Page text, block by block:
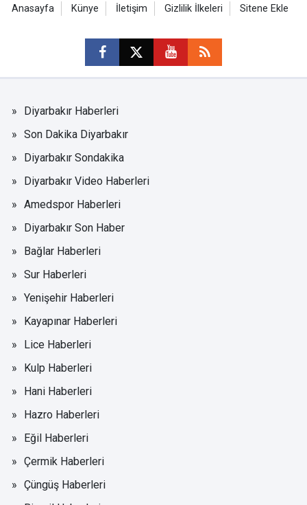
Anasayfa Künye İletişim Gizlilik İlkeleri Sitene Ekle
Diyarbakır Haberleri
Son Dakika Diyarbakır
Diyarbakır Sondakika
Diyarbakır Video Haberleri
Amedspor Haberleri
Diyarbakır Son Haber
Bağlar Haberleri
Sur Haberleri
Yenişehir Haberleri
Kayapınar Haberleri
Lice Haberleri
Kulp Haberleri
Hani Haberleri
Hazro Haberleri
Eğil Haberleri
Çermik Haberleri
Çüngüş Haberleri